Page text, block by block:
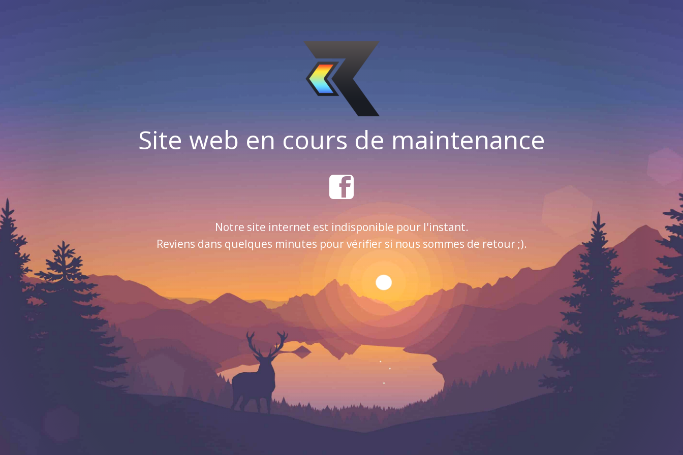
Site web en cours de maintenance
Notre site internet est indisponible pour l'instant.
Reviens dans quelques minutes pour vérifier si nous sommes de retour ;).